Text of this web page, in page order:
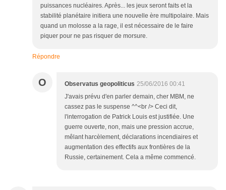
puissances nucléaires. Après... les jeux seront faits et la
stabilité planétaire initiera une nouvelle ère multipolaire. Mais
quand un molosse a la rage, il est nécessaire de le faire
piquer pour ne pas risquer de morsure.
Répondre
O Observatus geopoliticus 25/06/2016 00:41
J'avais prévu d'en parler demain, cher MBM, ne
cassez pas le suspense ^^<br /> Ceci dit,
l'interrogation de Patrick Louis est justifiée. Une
guerre ouverte, non, mais une pression accrue,
mêlant harcèlement, déclarations incendiaires et
augmentation des effectifs aux frontières de la
Russie, certainement. Cela a même commencé.